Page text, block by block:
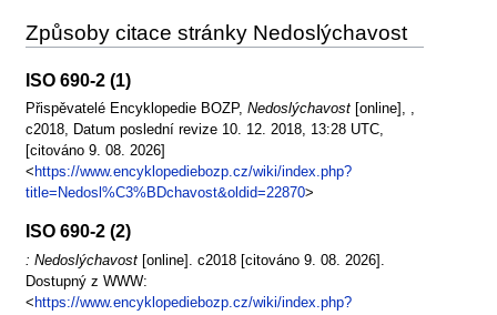
Způsoby citace stránky Nedoslýchavost
ISO 690-2 (1)
Přispěvatelé Encyklopedie BOZP, Nedoslýchavost[online], ,
c2018, Datum poslední revize 10. 12. 2018, 13:28 UTC,
[citováno 9. 08. 2026]
< https://www.encyklopediebozp.cz/wiki/index.php?
title=Nedosl%C3%BDchavost&oldid=22870>
ISO 690-2 (2)
: Nedoslýchavost[online]. c2018 [citováno 9. 08. 2026].
Dostupný z WWW:
< https://www.encyklopediebozp.cz/wiki/index.php?